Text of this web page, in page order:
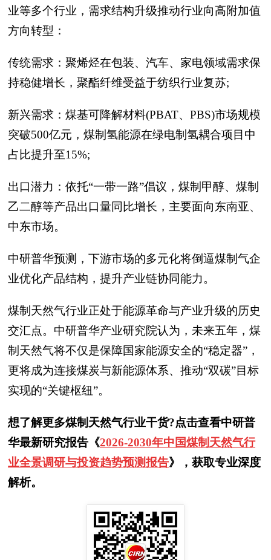
业等多个行业，需求结构升级推动行业向高附加值
方向转型：
传统需求：聚烯烃在包装、汽车、家电领域需求保
持稳健增长，聚酯纤维受益于纺织行业复苏;
新兴需求：煤基可降解材料(PBAT、PBS)市场规模
突破500亿元，煤制氢能源在绿电制氢耦合项目中
占比提升至15%;
出口潜力：依托“一带一路”倡议，煤制甲醇、煤制
乙二醇等产品出口量同比增长，主要面向东南亚、
中东市场。
中研普华预测，下游市场的多元化将倒逼煤制气企
业优化产品结构，提升产业链协同能力。
煤制天然气行业正处于能源革命与产业升级的历史
交汇点。中研普华产业研究院认为，未来五年，煤
制天然气将不仅是保障国家能源安全的“稳定器”，
更将成为连接煤炭与新能源体系、推动“双碳”目标
实现的“关键枢纽”。
想了解更多煤制天然气行业干货?点击查看中研普
华最新研究报告《2026-2030年中国煤制天然气行
业全景调研与投资趋势预测报告》，获取专业深度
解析。